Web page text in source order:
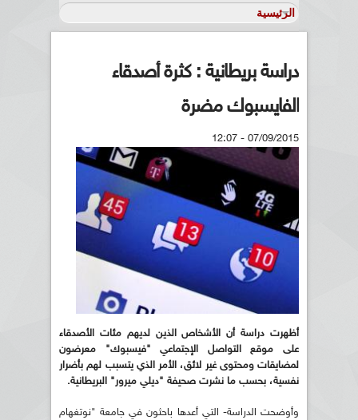
دراسة بريطانية : كثرة أصدقاء
الفايسبوك مضرة
07/09/2015 - 12:07
أظهرت دراسة أن الأشخاص الذين لديهم مئات الأصدقاء
على موقع التواصل الإجتماعي "فيسبوك" معرضون
لمضايقات ومحتوى غير لائق، الأمر الذي يتسبب لهم بأضرار
نفسية، بحسب ما نشرت صحيفة "ديلي ميرور" البريطانية.
وأوضحت الدراسة- التي أعدها باحثون في جامعة "نوتغهام